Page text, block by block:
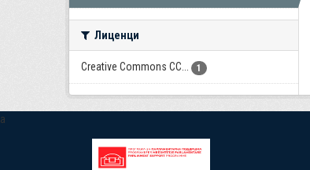
Лиценци
Creative Commons CC... 1
a